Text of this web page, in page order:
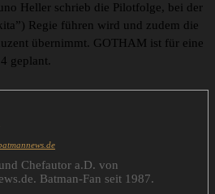
Heller schrieb die Pilotfolge, bei der
Regie führen wird und zudem die
übernimmt. GOTHAM ist für eine
geplant.
Chefautor a.D. von
Batman-Fan seit 1987.